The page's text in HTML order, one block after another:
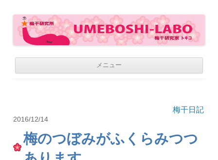
WE LOVE UMEBOSHI
メニュー
梅干日記
2016/12/14
梅のつぼみがふくらみつつ